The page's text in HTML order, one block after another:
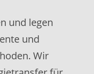
und legen
und
Wir